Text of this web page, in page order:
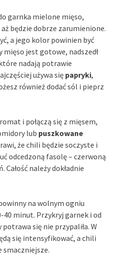
garnka mielone mięso,
będzie dobrze zarumienione.
a jego kolor powinien być
mięso jest gotowe, nadszedł
nadają potrawie
używa się papryki,
również dodać sól i pieprz
i połączą się z mięsem,
lub puszkowane
że chili będzie soczyste i
odcedzoną fasolę – czerwoną
należy dokładnie
na wolnym ogniu
40 minut. Przykryj garnek i od
się nie przypaliła. W
się intensyfikować, a chili
smaczniejsze.